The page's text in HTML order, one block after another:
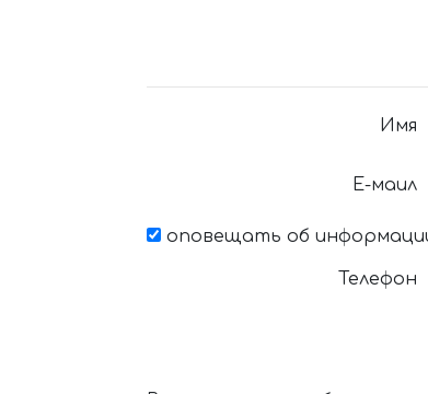
Имя
Е-маил
оповещать об
Телефон